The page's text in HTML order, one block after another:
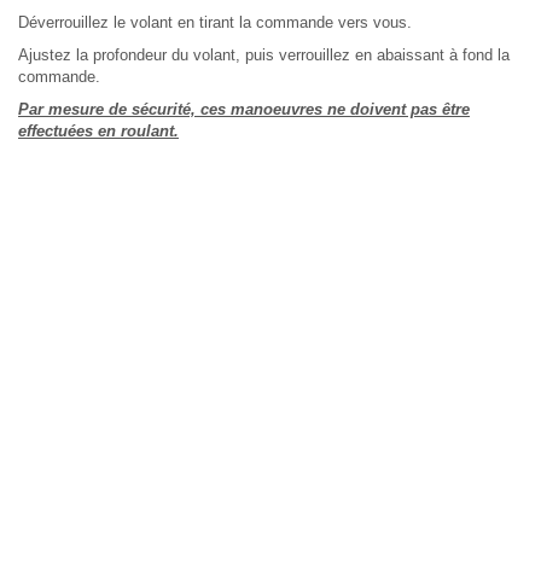
Déverrouillez le volant en tirant la commande vers vous.
Ajustez la profondeur du volant, puis verrouillez en abaissant à fond la
commande.
Par mesure de sécurité, ces manoeuvres ne doivent pas être
effectuées en roulant.